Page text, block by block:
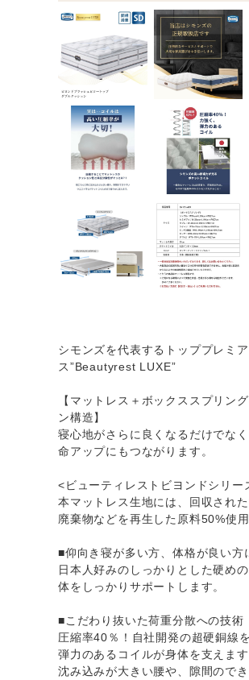
シモンズを代表するトッププレミ
ス”Beautyrest LUXE”
【マットレス＋ボックススプリン
ン構造】
寝心地がさらに良くなるだけでな
命アップにもつながります。
<ビューティレストビヨンドシリー
本マットレス生地には、回収され
廃棄物などを再生した原料50%使
■仰向き寝が多い方、体格が良い方
日本人好みのしっかりとした硬め
体をしっかりサポートします。
■こだわり抜いた荷重分散への技術
圧縮率40％！自社開発の超硬銅線
弾力のあるコイルが身体を支えま
沈み込みが大きい腰や、隙間ので